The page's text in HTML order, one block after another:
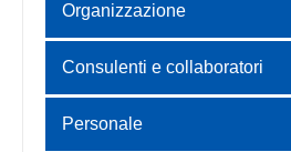
Organizzazione
Consulenti e collaboratori
Personale